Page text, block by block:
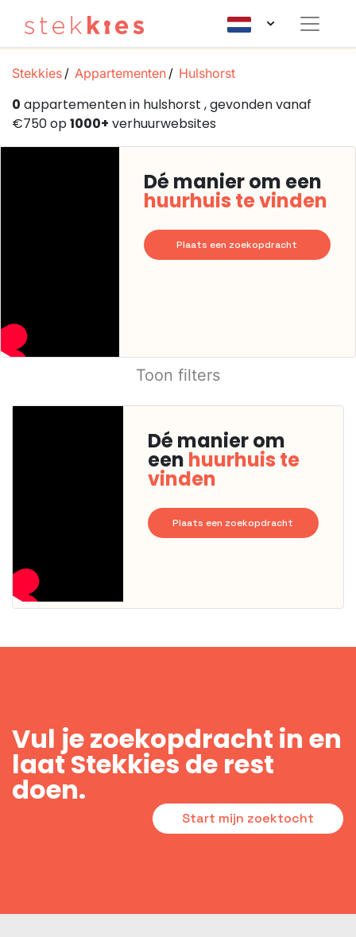
Stekkies Appartementen Hulshorst
0 appartementen in hulshorst , gevonden vanaf
€750 op1000+ verhuurwebsites
Dé manier om een
huurhuis te vinden
Plaats een zoekopdracht
Toon filters
Dé manier om
een huurhuis te
vinden
Plaats een zoekopdracht
Vul je zoekopdracht in en
laat Stekkies de rest
doen.
Start mijn zoektocht